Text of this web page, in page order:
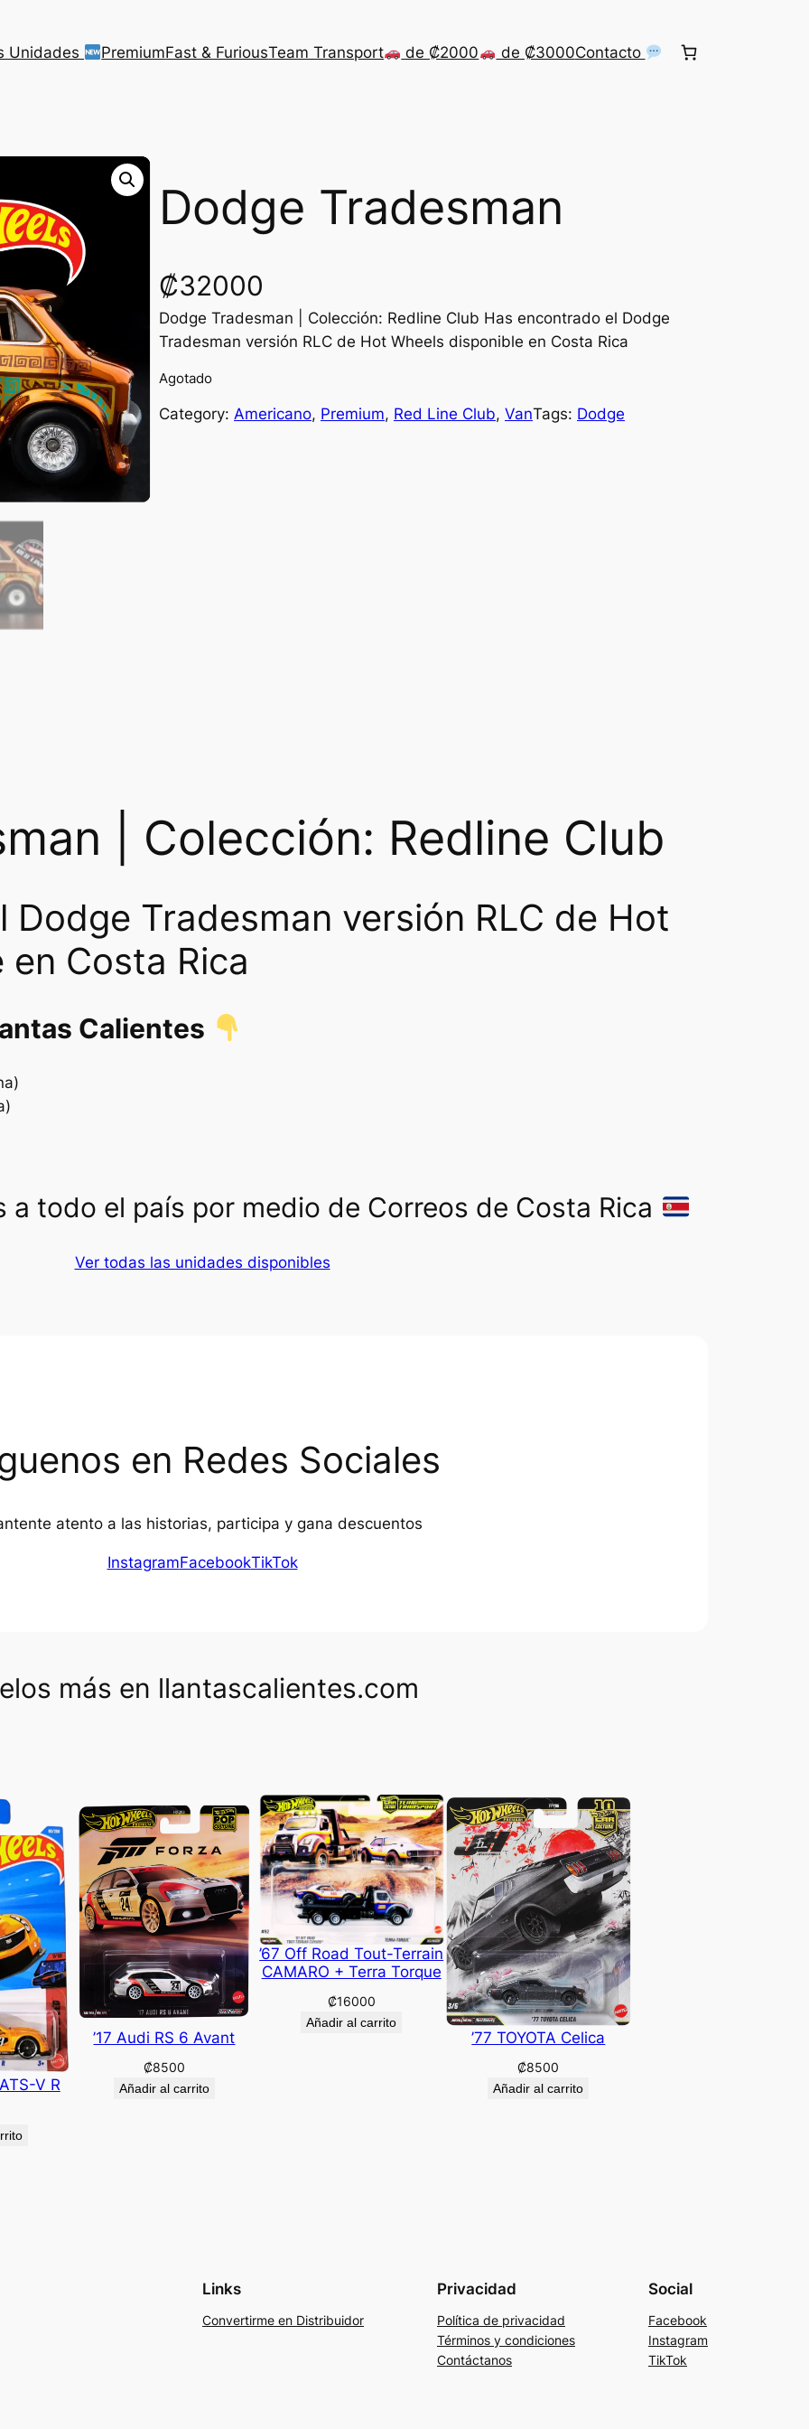
Unidades PremiumFast & FuriousTeam Transport de ₡2000 de ₡3000Contacto
Dodge Tradesman
₡32000
Dodge Tradesman | Colección: Redline Club Has encontrado el Dodge
Tradesman versión RLC de Hot Wheels disponible en Costa Rica
Agotado
Category: Americano, Premium, Red Line Club, VanTags: Dodge
| Colección: Redline Club
Tradesman versión RLC de Hot
Costa Rica
Calientes
todo el país por medio de Correos de Costa Rica
Ver todas las unidades disponibles
en Redes Sociales
atento a las historias, participa y gana descuentos
InstagramFacebookTikTok
más en llantascalientes.com
V R
’17 Audi RS 6 Avant
₡8500
Añadir al carrito
’67 Off Road Tout-Terrain
CAMARO + Terra Torque
₡16000
Añadir al carrito
’77 TOYOTA Celica
₡8500
Añadir al carrito
Links
Convertirme en Distribuidor
Privacidad
Política de privacidad
Términos y condiciones
Contáctanos
Social
Facebook
Instagram
TikTok